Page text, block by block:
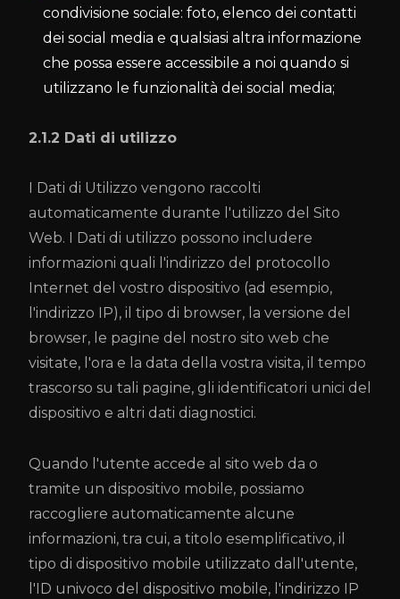
condivisione sociale: foto, elenco dei contatti
dei social media e qualsiasi altra informazione
che possa essere accessibile a noi quando si
utilizzano le funzionalità dei social media;
2.1.2 Dati di utilizzo
I Dati di Utilizzo vengono raccolti
automaticamente durante l'utilizzo del Sito
Web. I Dati di utilizzo possono includere
informazioni quali l'indirizzo del protocollo
Internet del vostro dispositivo (ad esempio,
l'indirizzo IP), il tipo di browser, la versione del
browser, le pagine del nostro sito web che
visitate, l'ora e la data della vostra visita, il tempo
trascorso su tali pagine, gli identificatori unici del
dispositivo e altri dati diagnostici.
Quando l'utente accede al sito web da o
tramite un dispositivo mobile, possiamo
raccogliere automaticamente alcune
informazioni, tra cui, a titolo esemplificativo, il
tipo di dispositivo mobile utilizzato dall'utente,
l'ID univoco del dispositivo mobile, l'indirizzo IP